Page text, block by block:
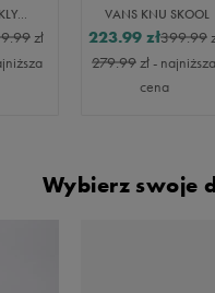
VANS BROOKLYN LS
zł
VANS KNU SKOOL
399.99
223.99 zł
279.99zł- najniższa
cena
Wybierz swoje